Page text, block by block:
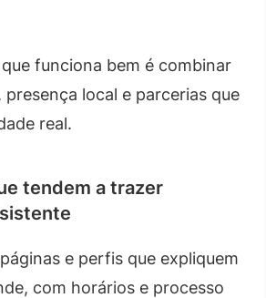
funciona bem é combinar
presença local e parcerias que
real.
tendem a trazer
páginas e perfis que expliquem
com horários e processo